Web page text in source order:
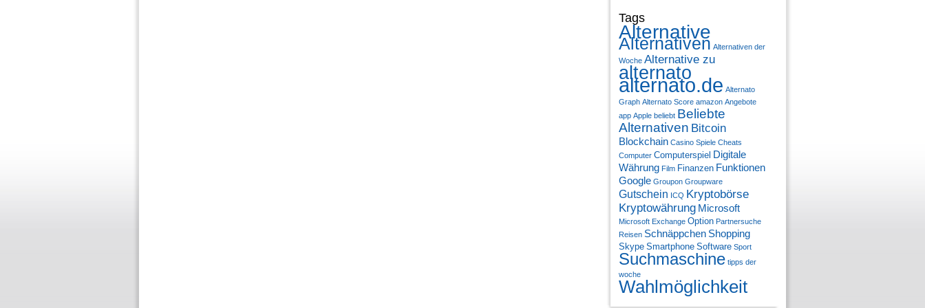
Tags
Alternative
Alternativen Alternativen der
Woche Alternative zu
alternato
alternato.de Alternato
Graph Alternato Score amazon Angebote
app Apple beliebt Beliebte
Alternativen Bitcoin
Blockchain Casino Spiele Cheats
Computer Computerspiel Digitale
Währung Film Finanzen Funktionen
Google Groupon Groupware
Gutschein ICQ Kryptobörse
Kryptowährung Microsoft
Microsoft Exchange Option Partnersuche
Reisen Schnäppchen Shopping
Skype Smartphone Software Sport
Suchmaschine tipps der
woche
Wahlmöglichkeit